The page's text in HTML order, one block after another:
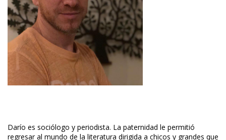
Darío es sociólogo y periodista. La paternidad le permitió
regresar al mundo de la literatura dirigida a chicos y grandes que